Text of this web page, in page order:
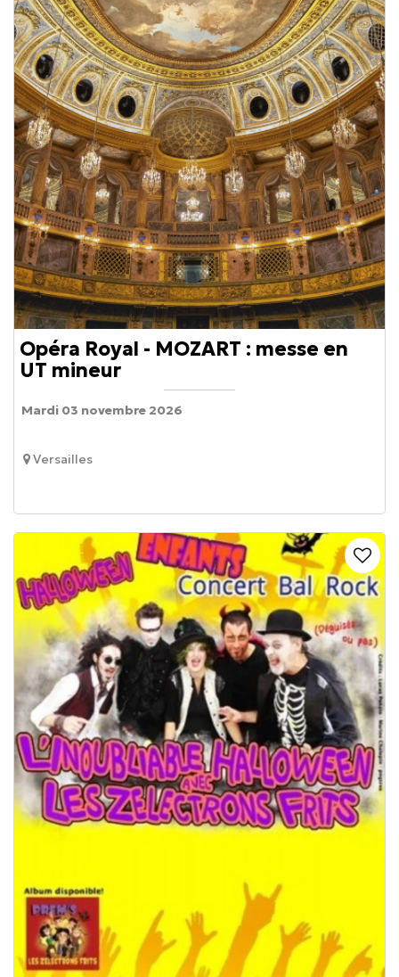
Opéra Royal - MOZART : messe en
UT mineur
Versailles
Mardi 03 novembre 2026